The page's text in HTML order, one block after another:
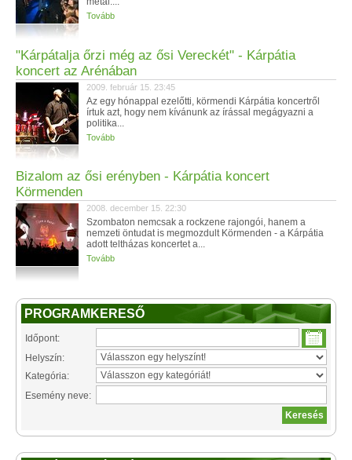
Tovább
"Kárpátalja őrzi még az ősi Vereckét" - Kárpátia
koncert az Arénában
2009. február 15. 23:45
Az egy hónappal ezelőtti, körmendi Kárpátia koncertről
írtuk azt, hogy nem kívánunk az írással megágyazni a
politika...
Tovább
Bizalom az ősi erényben - Kárpátia koncert
Körmenden
2008. december 15. 22:30
Szombaton nemcsak a rockzene rajongói, hanem a
nemzeti öntudat is megmozdult Körmenden - a Kárpátia
adott teltházas koncertet a...
Tovább
PROGRAMKERESŐ
Időpont:
Helyszín:
Kategória:
Esemény neve: